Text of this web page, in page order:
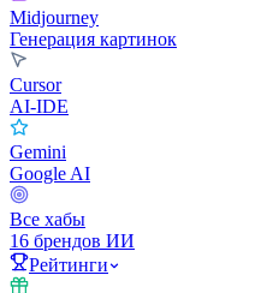
Midjourney
Генерация картинок
Cursor
AI-IDE
Gemini
Google AI
Все хабы
16 брендов ИИ
Рейтинги